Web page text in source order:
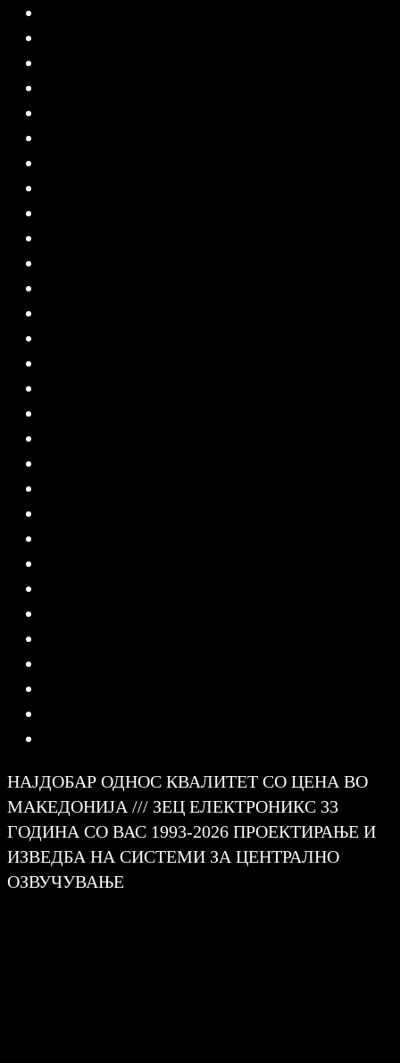
НАЈДОБАР ОДНОС КВАЛИТЕТ СО ЦЕНА ВО
МАКЕДОНИЈА /// ЗЕЦ ЕЛЕКТРОНИКС 33
ГОДИНА СО ВАС 1993-2026 ПРОЕКТИРАЊЕ И
ИЗВЕДБА НА СИСТЕМИ ЗА ЦЕНТРАЛНО
ОЗВУЧУВАЊЕ